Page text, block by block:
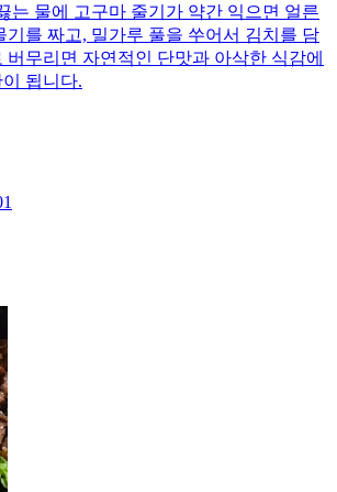
는 물에 고구마 줄기가 약간 익으면 얼른
기를 짜고, 밀가루 풀을 쑤어서 김치를 담
버무리면 자연적인 단맛과 아삭한 식감에
됩니다.